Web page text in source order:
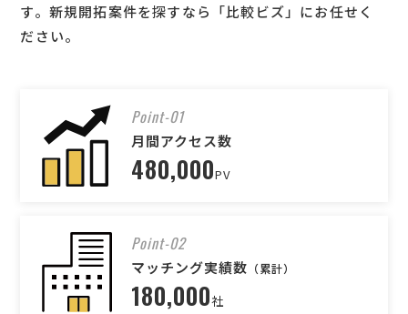
す。新規開拓案件を探すなら「比較ビズ」にお任せく
ださい。
Point-01
月間アクセス数
480,000PV
Point-02
マッチング実績数 （累計）
180,000社